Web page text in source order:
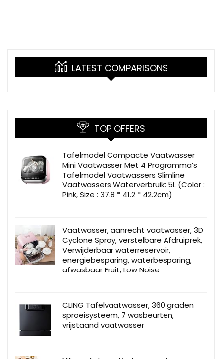
LATEST COMPARISONS
TOP OFFERS
Tafelmodel Compacte Vaatwasser
Mini Vaatwasser Met 4 Programma’s
Tafelmodel Vaatwassers Slimline
Vaatwassers Waterverbruik: 5L (Color :
Pink, Size : 37.8 * 41.2 * 42.2cm)
Vaatwasser, aanrecht vaatwasser, 3D
Cyclone Spray, verstelbare Afdruiprek,
Verwijderbaar waterreservoir,
energiebesparing, waterbesparing,
afwasbaar Fruit, Low Noise
CLING Tafelvaatwasser, 360 graden
sproeisysteem, 7 wasbeurten,
vrijstaand vaatwasser